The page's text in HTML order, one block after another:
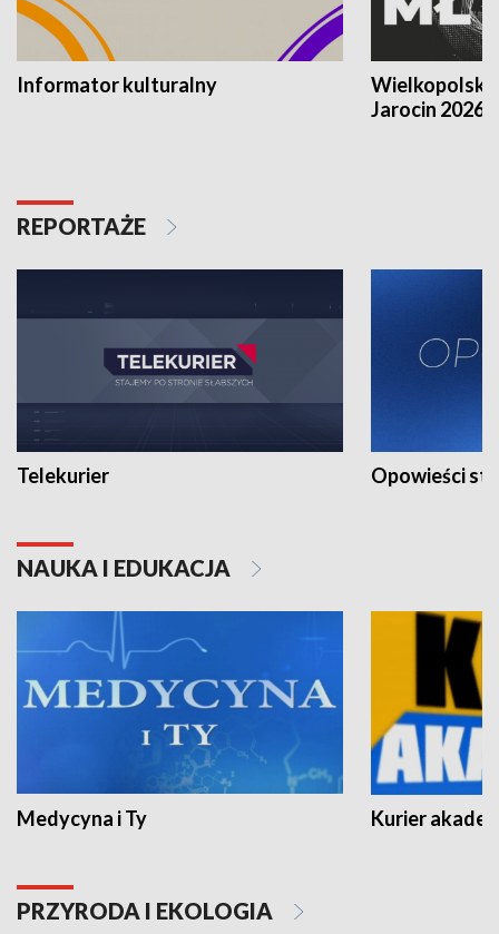
Informator kulturalny
Jarocin 2026
REPORTAŻE
Telekurier Opowieści
NAUKA I EDUKACJA
Medycyna i Ty Kurier
PRZYRODA I EKOLOGIA